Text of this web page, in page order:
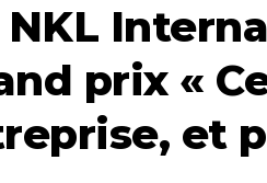
NKL
prix «
et